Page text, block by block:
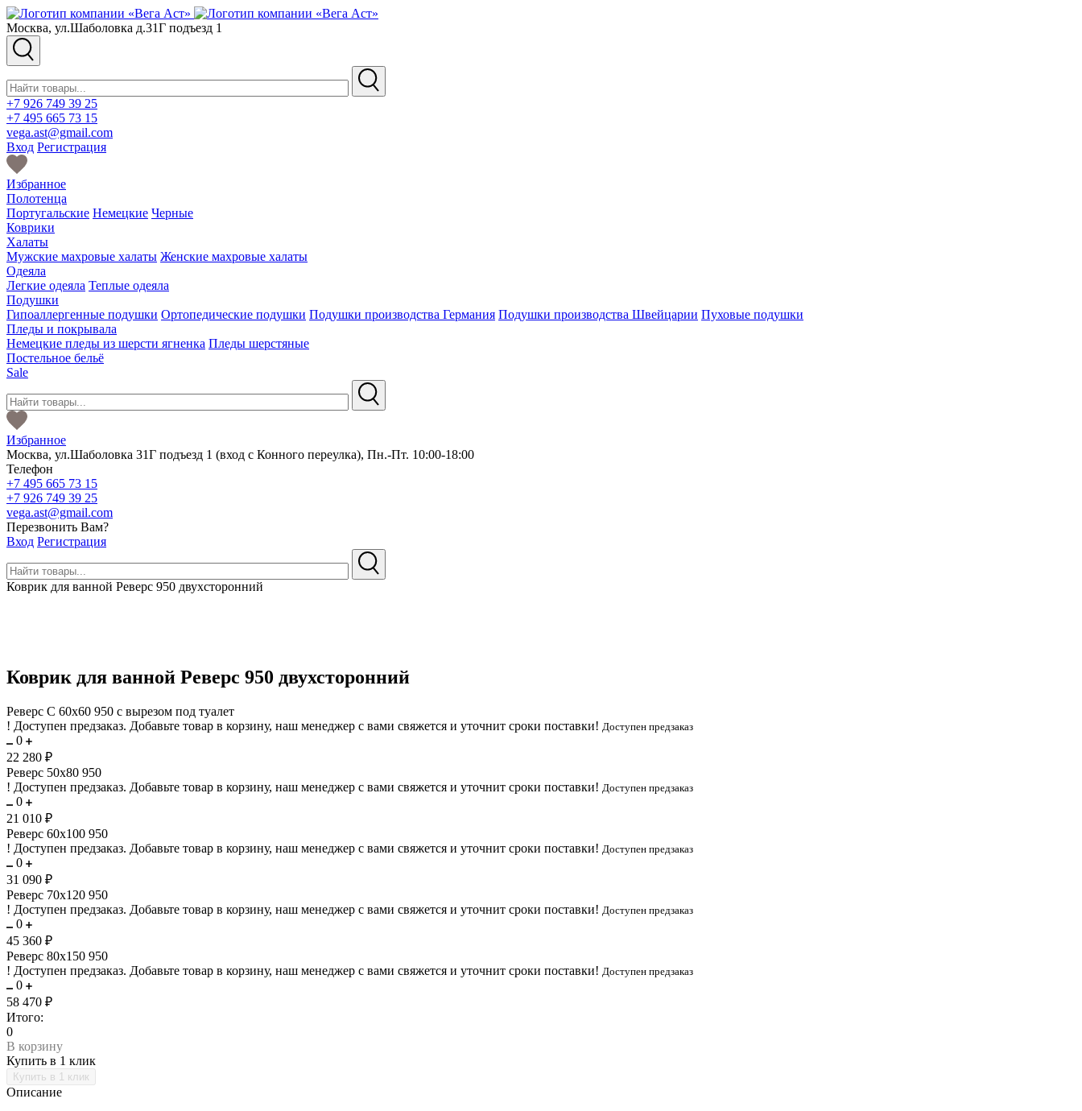
Москва, ул.Шаболовка д.31Г подъезд 1
+7 926 749 39 25
+7 495 665 73 15
vega.ast@gmail.com
Вход Регистрация
Избранное
Полотенца
Португальские Немецкие Черные
Коврики
Халаты
Мужские махровые халаты Женские махровые халаты
Одеяла
Легкие одеяла Теплые одеяла
Подушки
Гипоаллергенные подушки Ортопедические подушки Подушки производства Германия Подушки производства Швейцарии Пуховые подушки
Пледы и покрывала
Немецкие пледы из шерсти ягненка Пледы шерстяные
Постельное бельё
Sale
Избранное
Москва, ул.Шаболовка 31Г подъезд 1 (вход с Конного переулка), Пн.-Пт. 10:00-18:00
Телефон
+7 495 665 73 15
+7 926 749 39 25
vega.ast@gmail.com
Перезвонить Вам?
Вход Регистрация
Коврик для ванной Реверс 950 двухсторонний
Коврик для ванной Реверс 950 двухсторонний
Реверс C 60х60 950 с вырезом под туалет
! Доступен предзаказ. Добавьте товар в корзину, наш менеджер с вами свяжется и уточнит сроки поставки! Доступен предзаказ
0
22 280 ₽
Реверс 50х80 950
! Доступен предзаказ. Добавьте товар в корзину, наш менеджер с вами свяжется и уточнит сроки поставки! Доступен предзаказ
0
21 010 ₽
Реверс 60х100 950
! Доступен предзаказ. Добавьте товар в корзину, наш менеджер с вами свяжется и уточнит сроки поставки! Доступен предзаказ
0
31 090 ₽
Реверс 70х120 950
! Доступен предзаказ. Добавьте товар в корзину, наш менеджер с вами свяжется и уточнит сроки поставки! Доступен предзаказ
0
45 360 ₽
Реверс 80х150 950
! Доступен предзаказ. Добавьте товар в корзину, наш менеджер с вами свяжется и уточнит сроки поставки! Доступен предзаказ
0
58 470 ₽
Итого:
0
В корзину
Купить в 1 клик
Описание